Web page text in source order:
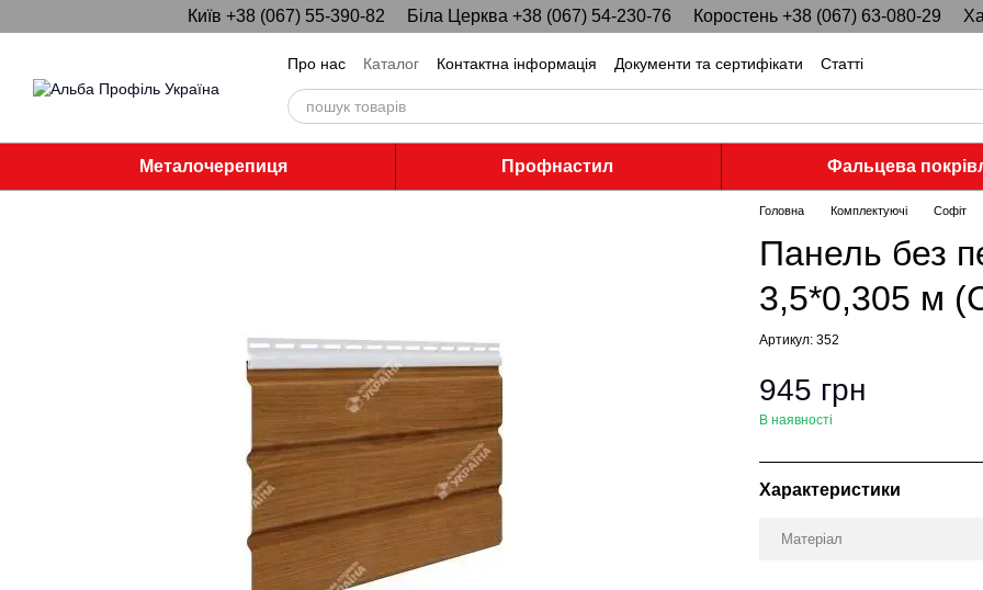
Перейти до основного контентуКиїв +38 (067) 55-390-82 Біла Церква +38 (067) 54-230-76 Коростень +38 (067) 63-080-29
Про нас Каталог Контактна інформація Документи та сертифікати Статті
Металочерепиця Профнастил Фальцева
Головна Комплектуючі Софіт
Панель без
3,5*0,305 м
Артикул: 352
945 грн
В наявності
Характеристики
Матеріал